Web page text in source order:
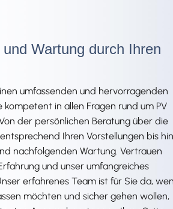
Wartung durch Ihren
umfassenden und hervorragenden
kompetent in allen Fragen rund um PV
der persönlichen Beratung über die
Ihren Vorstellungen bis hin
nachfolgenden Wartung. Vertrauen
und unser umfangreiches
erfahrenes Team ist für Sie da,
möchten und sicher gehen wollen,